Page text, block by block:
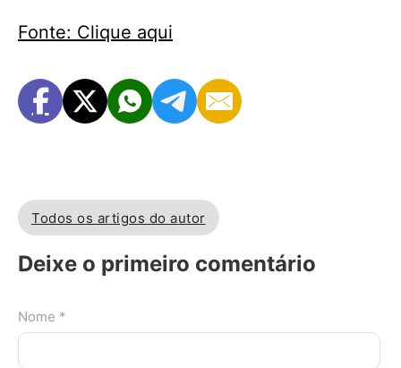
Fonte: Clique aqui
Todos os artigos do autor
Deixe o primeiro comentário
Nome *